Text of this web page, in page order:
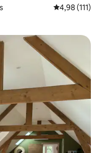
Gemiddelde
4,98 (111)